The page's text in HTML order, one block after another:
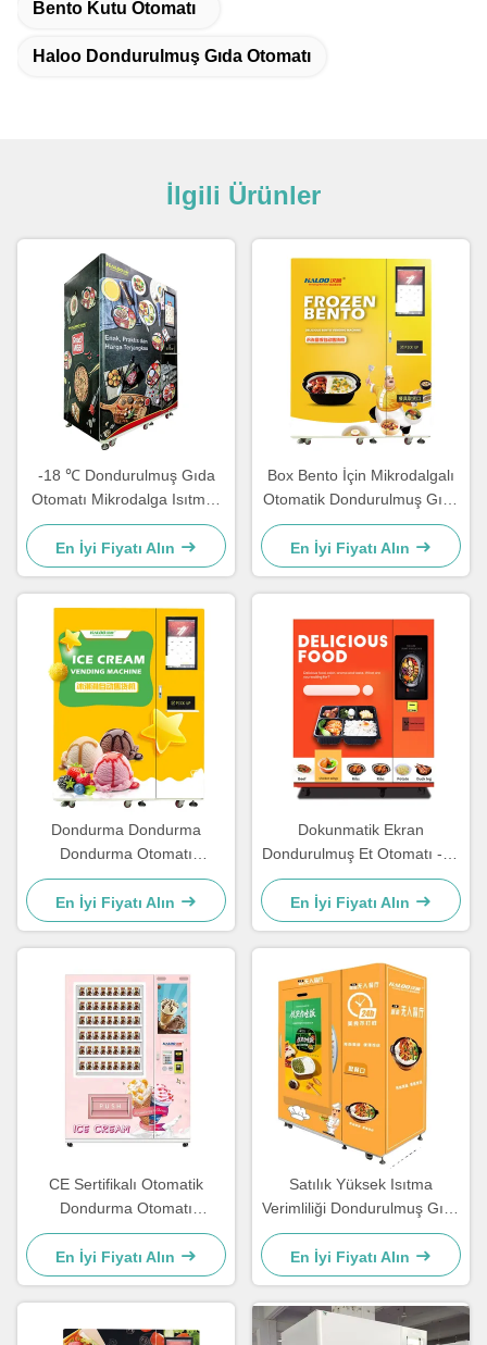
Bento Kutu Otomatı
Haloo Dondurulmuş Gıda Otomatı
İlgili Ürünler
-18 ℃ Dondurulmuş Gıda
Otomatı Mikrodalga Isıtmalı
Dondurulmuş Yemek
Otomatı
En İyi Fiyatı Alın
Box Bento İçin Mikrodalgalı
Otomatik Dondurulmuş Gıda
Otomatı
En İyi Fiyatı Alın
Dondurma Dondurma
Dondurma Otomatı
Dondurma Tüpü Otomatı
Dondurulmuş
En İyi Fiyatı Alın
Dokunmatik Ekran
Dondurulmuş Et Otomatı -18
℃ Soğutmalı Et Otomatı
En İyi Fiyatı Alın
CE Sertifikalı Otomatik
Dondurma Otomatı
Dondurulmuş Dondurma
Otomatı
En İyi Fiyatı Alın
Satılık Yüksek Isıtma
Verimliliği Dondurulmuş Gıda
Otomatı Dondurulmuş
Dumplines Otomatı
En İyi Fiyatı Alın